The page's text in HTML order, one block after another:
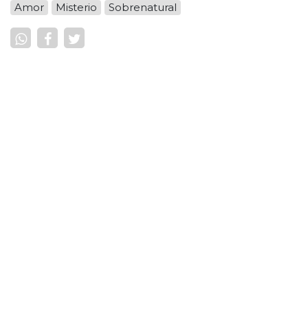
Amor Misterio Sobrenatural